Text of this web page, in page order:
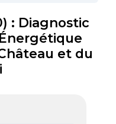
: Diagnostic
et du